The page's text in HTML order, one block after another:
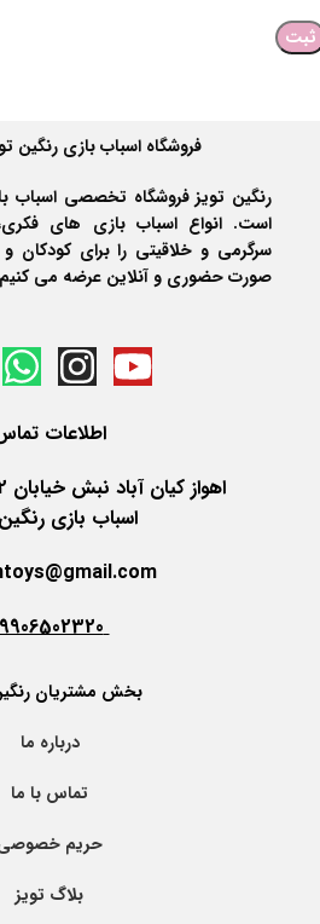
فروشگاه اسباب بازی رنگین
رنگین تویز فروشگاه تخصصی اسباب
است. انواع اسباب بازی های
سرگرمی و خلاقیتی را برای کودکان و
صورت حضوری و آنلاین عرضه می
اطلاعات
اسباب بازی
09906502320
بخش مشتریان
درباره ما
تماس با ما
حریم
بلاگ تویز